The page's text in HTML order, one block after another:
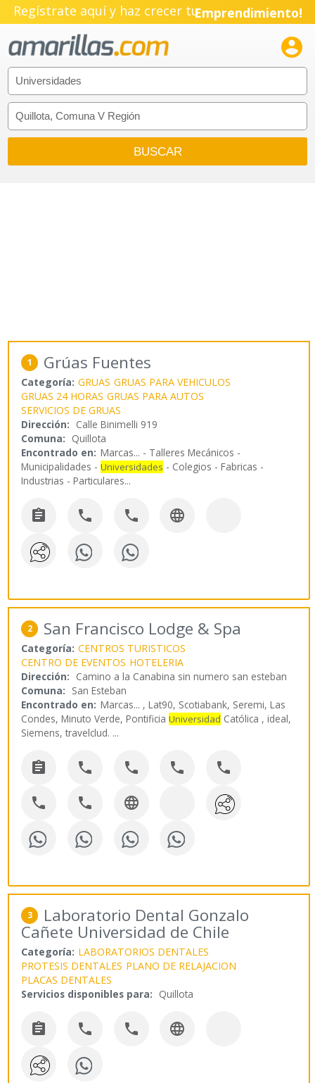
Regístrate aquí y haz crecer tuEmprendimiento!

1 Grúas Fuentes
Categoría: GRUAS GRUAS PARA VEHICULOS
GRUAS 24 HORAS GRUAS PARA AUTOS
SERVICIOS DE GRUAS
Dirección: Calle Binimelli 919
Comuna: Quillota
Encontrado en: Marcas... - Talleres Mecánicos -
Municipalidades -Universidades - Colegios - Fabricas -
Industrias - Particulares...
   
2 San Francisco Lodge & Spa
Categoría: CENTROS TURISTICOS
CENTRO DE EVENTOS HOTELERIA
Dirección: Camino a la Canabina sin numero san esteban
Comuna: San Esteban
Encontrado en: Marcas... , Lat90, Scotiabank, Seremi, Las
Condes, Minuto Verde, PontificiaUniversidad Católica , ideal,
Siemens, travelclud. ...
    
  
3 Laboratorio Dental Gonzalo
Cañete Universidad de Chile
Categoría: LABORATORIOS DENTALES
PROTESIS DENTALES PLANO DE RELAJACION
PLACAS DENTALES
Servicios disponibles para: Quillota
   